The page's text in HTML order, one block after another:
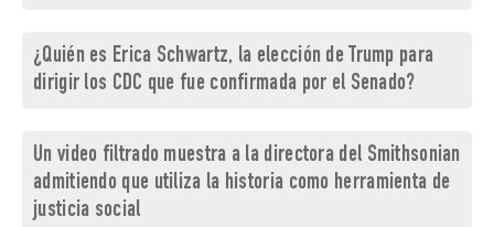
¿Quién es Erica Schwartz, la elección de Trump para
dirigir los CDC que fue confirmada por el Senado?
Un video filtrado muestra a la directora del Smithsonian
admitiendo que utiliza la historia como herramienta de
justicia social